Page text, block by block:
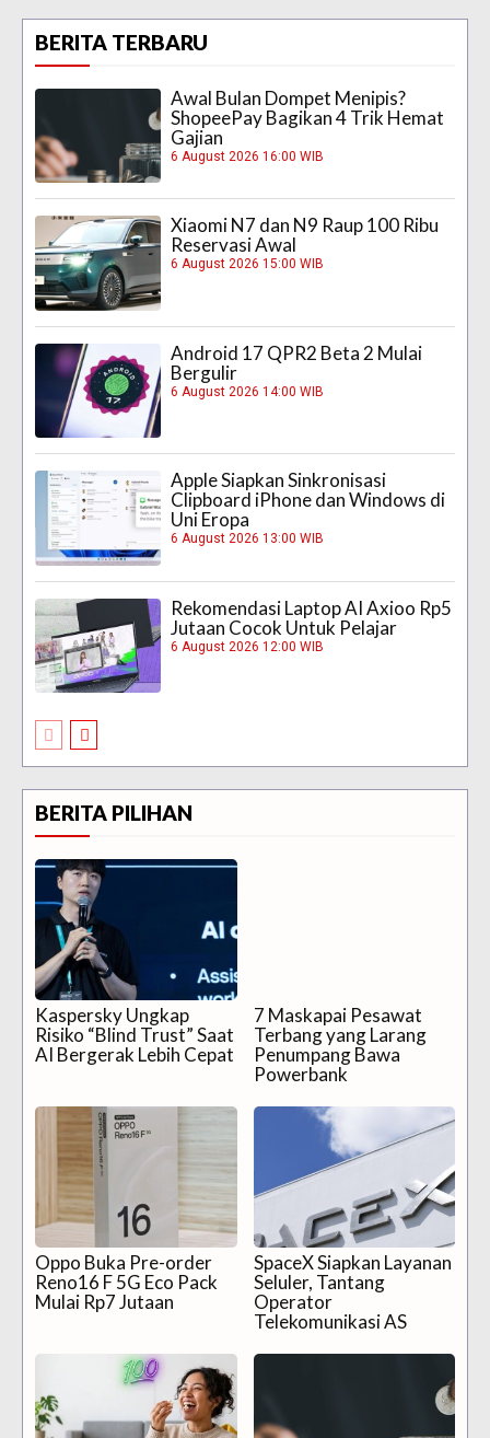
BERITA TERBARU
Awal Bulan Dompet Menipis?
ShopeePay Bagikan 4 Trik Hemat
Gajian
6 August 2026 16:00 WIB
Xiaomi N7 dan N9 Raup 100 Ribu
Reservasi Awal
6 August 2026 15:00 WIB
Android 17 QPR2 Beta 2 Mulai
Bergulir
6 August 2026 14:00 WIB
Apple Siapkan Sinkronisasi
Clipboard iPhone dan Windows di
Uni Eropa
6 August 2026 13:00 WIB
Rekomendasi Laptop AI Axioo Rp5
Jutaan Cocok Untuk Pelajar
6 August 2026 12:00 WIB
BERITA PILIHAN
Kaspersky Ungkap
Risiko “Blind Trust” Saat
AI Bergerak Lebih Cepat
7 Maskapai Pesawat
Terbang yang Larang
Penumpang Bawa
Powerbank
Oppo Buka Pre-order
Reno16 F 5G Eco Pack
Mulai Rp7 Jutaan
SpaceX Siapkan Layanan
Seluler, Tantang
Operator
Telekomunikasi AS